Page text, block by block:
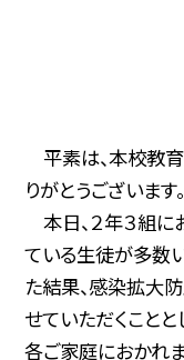
平素は、本校教
りがとうございます。
本日、２年３組に
ている生徒が多数
た結果、感染拡大
せていただくことと
各ご家庭におかれ